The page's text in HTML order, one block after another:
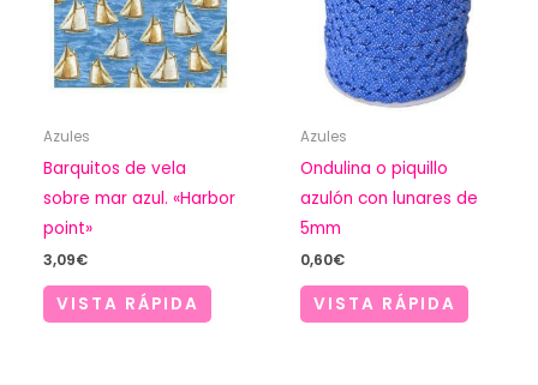
Azules
Barquitos de vela
sobre mar azul. «Harbor
point»
3,09€
VISTA RÁPIDA
Azules
Ondulina o piquillo
azulón con lunares de
5mm
0,60€
VISTA RÁPIDA